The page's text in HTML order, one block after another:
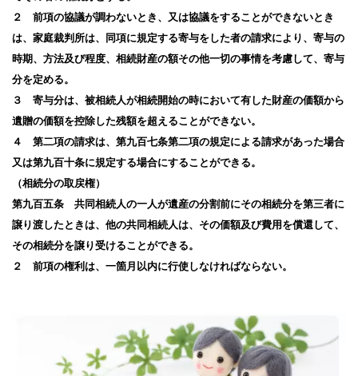
２ 前項の協議が調わないとき、又は協議をすることができないとき
は、家庭裁判所は、同項に規定する寄与をした者の請求により、寄与の
時期、方法及び程度、相続財産の額その他一切の事情を考慮して、寄与
分を定める。
３ 寄与分は、被相続人が相続開始の時において有した財産の価額から
遺贈の価額を控除した残額を超えることができない。
４ 第二項の請求は、第九百七条第二項の規定による請求があった場合
又は第九百十条に規定する場合にすることができる。
（相続分の取戻権）
第九百五条 共同相続人の一人が遺産の分割前にその相続分を第三者に
譲り渡したときは、他の共同相続人は、その価額及び費用を償還して、
その相続分を譲り受けることができる。
２ 前項の権利は、一箇月以内に行使しなければならない。